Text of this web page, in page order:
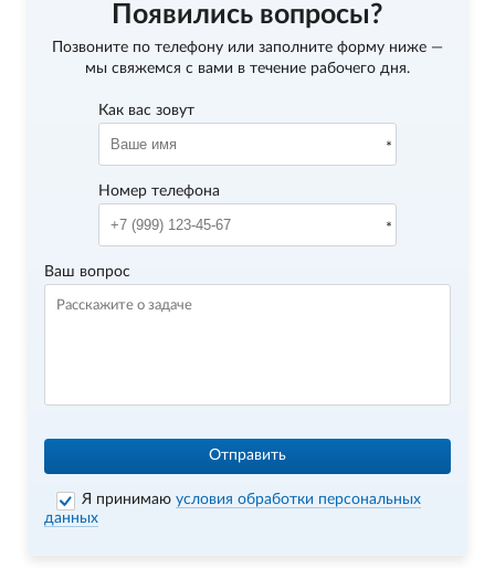
Появились вопросы?
Позвоните по телефону или заполните форму ниже —
мы свяжемся с вами в течение рабочего дня.
Как вас зовут
Номер телефона
Ваш вопрос
Отправить
Я принимаюусловия обработки персональных
данных